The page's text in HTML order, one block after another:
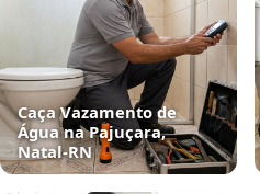
Caça Vazamento de
Água na Pajuçara,
Natal‑RN